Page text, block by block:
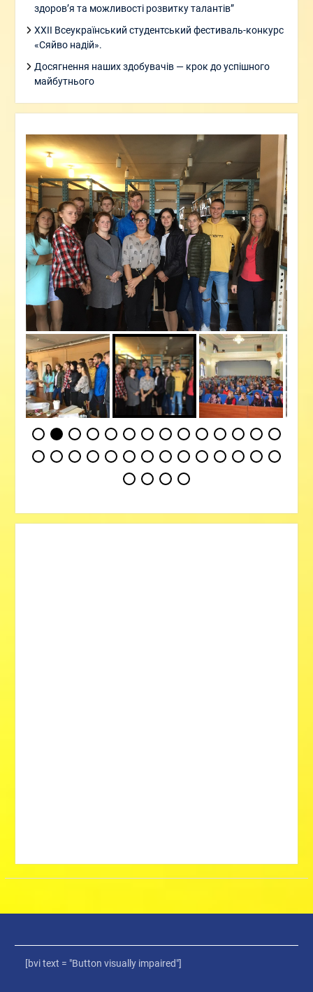
здоровʼя та можливості розвитку талантів”
XXII Всеукраїнський студентський фестиваль-конкурс
«Сяйво надій».
Досягнення наших здобувачів — крок до успішного
майбутнього
[bvi text = "Button visually impaired"]